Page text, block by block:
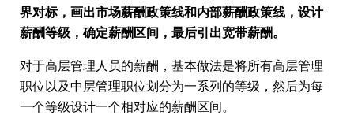
界对标，画出市场薪酬政策线和内部薪酬政策线，设计
薪酬等级，确定薪酬区间，最后引出宽带薪酬。
对于高层管理人员的薪酬，基本做法是将所有高层管理
职位以及中层管理职位划分为一系列的等级，然后为每
一个等级设计一个相对应的薪酬区间。